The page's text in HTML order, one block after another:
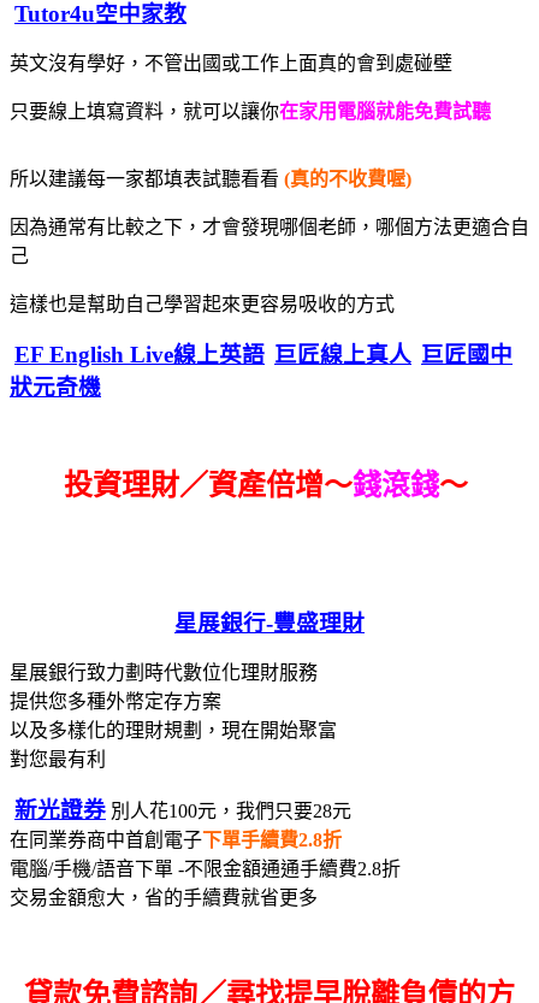
Tutor4u空中家教
英文沒有學好，不管出國或工作上面真的會到處碰壁
只要線上填寫資料，就可以讓你在家用電腦就能免費試聽
所以建議每一家都填表試聽看看 (真的不收費喔)
因為通常有比較之下，才會發現哪個老師，哪個方法更適合自
己
這樣也是幫助自己學習起來更容易吸收的方式
EF English Live線上英語 巨匠線上真人 巨匠國中
狀元奇機
投資理財／資產倍增～錢滾錢～
星展銀行-豐盛理財
星展銀行致力劃時代數位化理財服務
提供您多種外幣定存方案
以及多樣化的理財規劃，現在開始聚富
對您最有利
新光證券 別人花100元，我們只要28元
在同業券商中首創電子下單手續費2.8折
電腦/手機/語音下單 -不限金額通通手續費2.8折
交易金額愈大，省的手續費就省更多
貸款免費諮詢／尋找提早脫離負債的方